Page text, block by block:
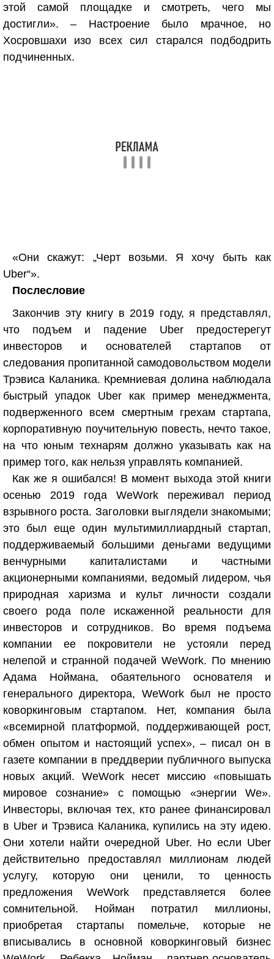
этой самой площадке и смотреть, чего мы
достигли». – Настроение было мрачное, но
Хосровшахи изо всех сил старался подбодрить
подчиненных.
«Они скажут: „Черт возьми. Я хочу быть как
Uber“».
Послесловие
Закончив эту книгу в 2019 году, я представлял,
что подъем и падение Uber предостерегут
инвесторов и основателей стартапов от
следования пропитанной самодовольством модели
Трэвиса Каланика. Кремниевая долина наблюдала
быстрый упадок Uber как пример менеджмента,
подверженного всем смертным грехам стартапа,
корпоративную поучительную повесть, нечто такое,
на что юным технарям должно указывать как на
пример того, как нельзя управлять компанией.
Как же я ошибался! В момент выхода этой книги
осенью 2019 года WeWork переживал период
взрывного роста. Заголовки выглядели знакомыми;
это был еще один мультимиллиардный стартап,
поддерживаемый большими деньгами ведущими
венчурными капиталистами и частными
акционерными компаниями, ведомый лидером, чья
природная харизма и культ личности создали
своего рода поле искаженной реальности для
инвесторов и сотрудников. Во время подъема
компании ее покровители не устояли перед
нелепой и странной подачей WeWork. По мнению
Адама Ноймана, обаятельного основателя и
генерального директора, WeWork был не просто
коворкинговым стартапом. Нет, компания была
«всемирной платформой, поддерживающей рост,
обмен опытом и настоящий успех», – писал он в
газете компании в преддверии публичного выпуска
новых акций. WeWork несет миссию «повышать
мировое сознание» с помощью «энергии We».
Инвесторы, включая тех, кто ранее финансировал
в Uber и Трэвиса Каланика, купились на эту идею.
Они хотели найти очередной Uber. Но если Uber
действительно предоставлял миллионам людей
услугу, которую они ценили, то ценность
предложения WeWork представляется более
сомнительной. Нойман потратил миллионы,
приобретая стартапы помельче, которые не
вписывались в основной коворкинговый бизнес